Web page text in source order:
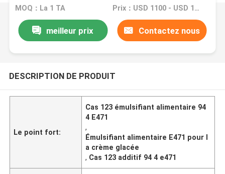
MOQ：La 1 TA Prix：USD 1100 - USD 1150
meilleur prix Contactez nous
DESCRIPTION DE PRODUIT
Le point fort:
Cas 123 émulsifiant alimentaire 94
4 E471
,
Émulsifiant alimentaire E471 pour l
a crème glacée
, Cas 123 additif 94 4 e471